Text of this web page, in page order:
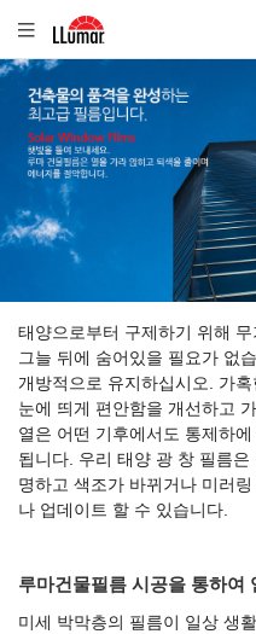
태양으로부터 구제하기 위해
그늘 뒤에 숨어있을 필요가 없
개방적으로 유지하십시오. 가
눈에 띄게 편안함을 개선하고
열은 어떤 기후에서도 통제하
됩니다. 우리 태양 광 창 필름
명하고 색조가 바뀌거나 미러
나 업데이트 할 수 있습니다.
루마건물필름 시공을 통하여
미세 박막층의 필름이 일상 생